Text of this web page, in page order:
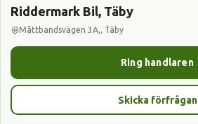
Riddermark Bil, Täby
Måttbandsvägen 3A,, Täby
Ring handlaren
Skicka förfrågan